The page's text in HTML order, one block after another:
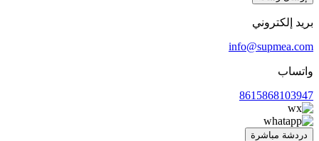
بريد إلكتروني
info@supmea.com
واتساب
8615868103947
دردشة مباشرة